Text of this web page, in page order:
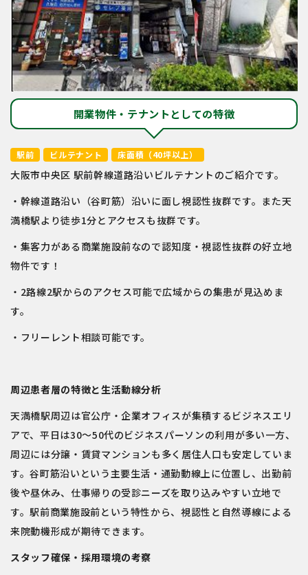
開業物件・テナントとしての特徴
駅前 ビルテナント 床面積（40坪以上）
大阪市中央区 駅前幹線道路沿いビルテナントのご紹介です。
・幹線道路沿い（谷町筋）沿いに面し視認性抜群です。また天
満橋駅より徒歩1分とアクセスも抜群です。
・集客力がある商業施設前なので認知度・視認性抜群の好立地
物件です！
・2路線2駅からのアクセス可能で広域からの集患が見込めま
す。
・フリーレント相談可能です。
周辺患者層の特徴と生活動線分析
天満橋駅周辺は官公庁・企業オフィスが集積するビジネスエリ
アで、平日は30～50代のビジネスパーソンの利用が多い一方、
周辺には分譲・賃貸マンションも多く居住人口も安定していま
す。谷町筋沿いという主要生活・通勤動線上に位置し、出勤前
後や昼休み、仕事帰りの受診ニーズを取り込みやすい立地で
す。駅前商業施設前という特性から、視認性と自然導線による
来院動機形成が期待できます。
スタッフ確保・採用環境の考察